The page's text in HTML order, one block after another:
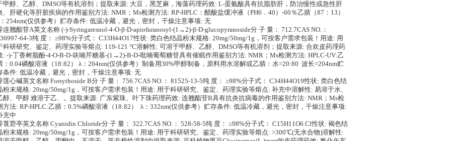
甲醇、乙醇、DMSO等有机溶剂；提取来源: 大豆，黑芝麻，海藻药理药效: L-蛋氨酸具有抗脂肪肝，防治慢性或急性肝
、肝硬化等肝脏疾病的作用鉴别方法: NMR；Ms检测方法: RP-HPLC：醋酸盐缓冲液（PH6．40）-60％乙腈（87：13）
254nm(仅供参考）贮存条件: 低温冷藏，避光，密封，干燥注意事项: 无
连翘酯苷A英文名称 (-)-Syringaresnol-4-O-β-D-apiofuranosyl-(1→2)-β-D-glucopyranoside分 子 量： 712.7CAS NO.：
64-3纯 度： ≥98%分子式： C33H44O17性状: 类白色结晶粉末规格: 20mg/50mg/1g，可按客户需求包装！用途: 用
科研研究、鉴定、药理实验等熔点: 119-121 °C溶解性: 可溶于甲醇、乙醇、DMSO等有机溶剂；提取来源: 合欢皮药理药
: -)-丁香树脂酚-4-O-Β-D-呋喃芹糖基-(1→2)-Β-D-吡喃葡萄糖苷具有催眠作用鉴别方法: NMR；Ms检测方法: HPLC-UV:乙
：0.04磷酸溶液（18:82） λ：204nm(仅供参考）制备用30%甲醇制备，原料用水溶解或乙腈：水=20:80 波长=204nm贮
条件: 低温冷藏，避光，密封，干燥注意事项: 无
莲心碱英文名称 Forsythoside B分 子 量： 756.7CAS NO.： 81525-13-5纯 度： ≥98%分子式： C34H44O19性状: 类白色结
粉末规格: 20mg/50mg/1g，可按客户需求包装！用途: 用于科研研究、鉴定、药理实验等熔点: 补充中溶解性: 易溶于水、
醇、甲醇 难溶于乙、。提取来源: 广东紫珠、叶下珠药理药效: 连翘酯苷B具有抗炎抗病毒的作用鉴别方法: NMR；Ms检
方法: RP-HPLC:乙腈：0.5%磷酸溶液（18:82） λ：332nm(仅供参考）贮存条件: 低温冷藏，避光，密封，干燥注意事项:
充中
莨菪亭英文名称 Cyanidin Chloride分 子 量： 322.7CAS NO.： 528-58-5纯 度： ≥98%分子式： C15H11O6.Cl性状: 褐色结
粉末规格: 20mg/50mg/1g，可按客户需求包装！用途: 用于科研研究、鉴定、药理实验等熔点: >300℃(无水合物)溶解性: